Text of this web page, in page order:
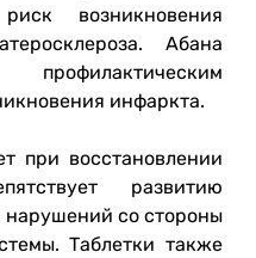
возникновения
Абана
профилактическим
инфаркта.
при восстановлении
развитию
нарушений со стороны
Таблетки также